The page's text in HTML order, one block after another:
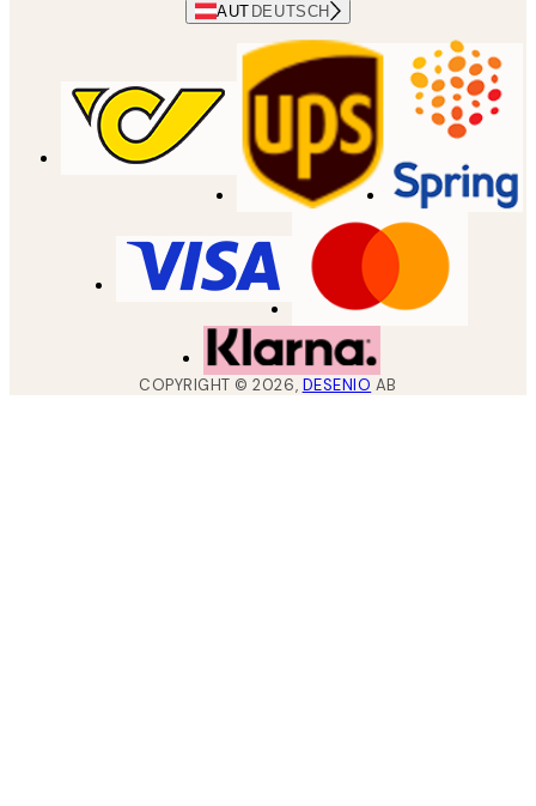
AUT DEUTSCH
COPYRIGHT ©2026, DESENIO AB